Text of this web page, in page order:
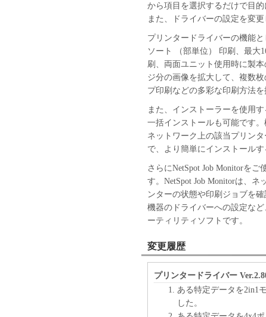
から項目を選択するだけで目
また、ドライバーの設定を変
プリンタードライバーの機能
ソート （部単位） 印刷、最大
刷、両面ユニット使用時に製
ジ分の画像を拡大して、複数
プ印刷などの多彩な印刷方法を
また、インストーラーを使用
一括インストールも可能です
ネットワーク上の該当プリン
で、より簡単にインストール
さらにNetSpot Job Monitorを
す。NetSpot Job Monitorは、
ンターの状態や印刷ジョブを
機器のドライバーへの設定な
ーティリティソフトです。
変更履歴
プリンタードライバー
ある特定データを2in1
した。